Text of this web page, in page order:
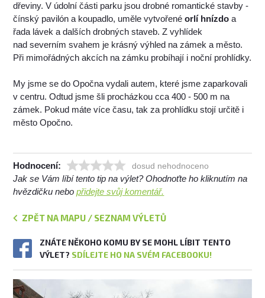
dřeviny. V údolní části parku jsou drobné romantické stavby -
čínský pavilón a koupadlo, uměle vytvořenéorlí hnízdo a
řada lávek a dalších drobných staveb. Z vyhlídek
nad severním svahem je krásný výhled na zámek a město.
Při mimořádných akcích na zámku probíhají i noční prohlídky.
My jsme se do Opočna vydali autem, které jsme zaparkovali
v centru. Odtud jsme šli procházkou cca 400 - 500 m na
zámek. Pokud máte více času, tak za prohlídku stojí určitě i
město Opočno.
Hodnocení: dosud nehodnoceno
Jak se Vám líbí tento tip na výlet? Ohodnoťte ho kliknutím na
hvězdičku nebopřidejte svůj komentář.
ZPĚT NA MAPU / SEZNAM VÝLETŮ
ZNÁTE NĚKOHO KOMU BY SE MOHL LÍBIT TENTO
VÝLET? SDÍLEJTE HO NA SVÉM FACEBOOKU!